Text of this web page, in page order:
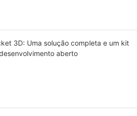
3D: Uma solução completa e um kit
aberto